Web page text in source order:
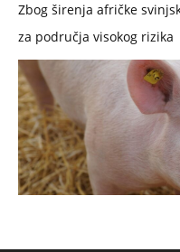
Zbog širenja afričke
za područja visokog rizika